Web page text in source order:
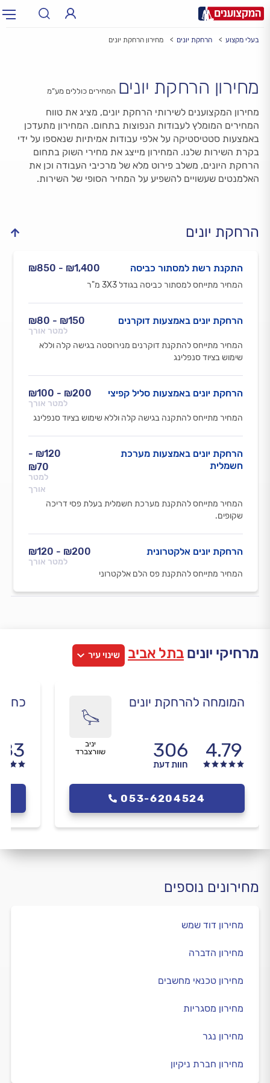
עירעיר: תל אביב, חיפה…
בעלי מקצוע הרחקת יונים מחירון הרחקת יונים
מחירון הרחקת יונים המחירים כוללים מע”מ
מחירון המקצוענים לשירותי הרחקת יונים, מציג את טווח
המחירים המומלץ לעבודות הנפוצות בתחום. המחירון מתעדכן
באמצעות סטטיסטיקה על אלפי עבודות אמיתיות שנאספו על ידי
בקרת השירות שלנו. המחירון מייצג את מחירי השוק בתחום
הרחקת היונים, משלב פירוט מלא של מרכיבי העבודה וכן את
האלמנטים שעשויים להשפיע על המחיר הסופי של השירות.
הרחקת יונים
התקנת רשת למסתור כביסה ₪1,400 - ₪850
המחיר מתייחס למסתור כביסה בגודל 3X3 מ"ר
הרחקת יונים באמצעות דוקרנים ₪150 - ₪80
למטר אורך
המחיר מתייחס להתקנת דוקרנים מנירוסטה בגישה קלה וללא
שימוש בציוד סנפלינג
הרחקת יונים באמצעות סליל קפיצי ₪200 - ₪100
למטר אורך
המחיר מתייחס להתקנה בגישה קלה וללא שימוש בציוד סנפלינג
הרחקת יונים באמצעות מערכת
חשמלית
₪120 -
₪70
למטר
אורך
המחיר מתייחס להתקנת מערכת חשמלית בעלת פסי דריכה
שקופים.
הרחקת יונים אלקטרונית ₪200 - ₪120
למטר אורך
המחיר מתייחס להתקנת פס הלם אלקטרוני
מרחיקי יונים בתל אביב שינוי עיר
המומחה להרחקת יונים
4.79
306
חוות דעת
יניב
שוורצברד
053-6204524
כח
מחירונים נוספים
מחירון דוד שמש
מחירון הדברה
מחירון טכנאי מחשבים
מחירון מסגריות
מחירון נגר
מחירון חברת ניקיון